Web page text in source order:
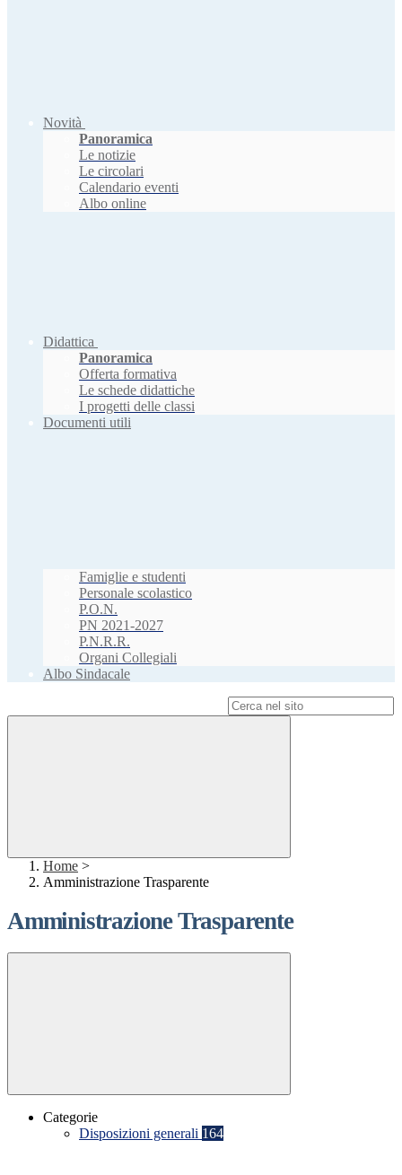
Novità
Panoramica
Le notizie
Le circolari
Calendario eventi
Albo online
Didattica
Panoramica
Offerta formativa
Le schede didattiche
I progetti delle classi
Documenti utili
Famiglie e studenti
Personale scolastico
P.O.N.
PN 2021-2027
P.N.R.R.
Organi Collegiali
Albo Sindacale
Home >
Amministrazione Trasparente
Amministrazione Trasparente
Categorie
Disposizioni generali 164